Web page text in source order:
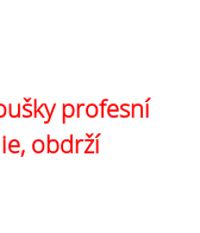
profesní
obdrží